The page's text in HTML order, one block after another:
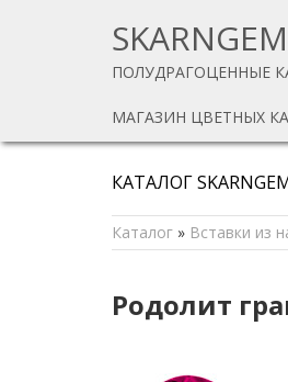
SKARNGEM
ПОЛУДРАГОЦЕННЫЕ
МАГАЗИН ЦВЕТНЫХ
КАТАЛОГ
Каталог » Вставки из
Родолит